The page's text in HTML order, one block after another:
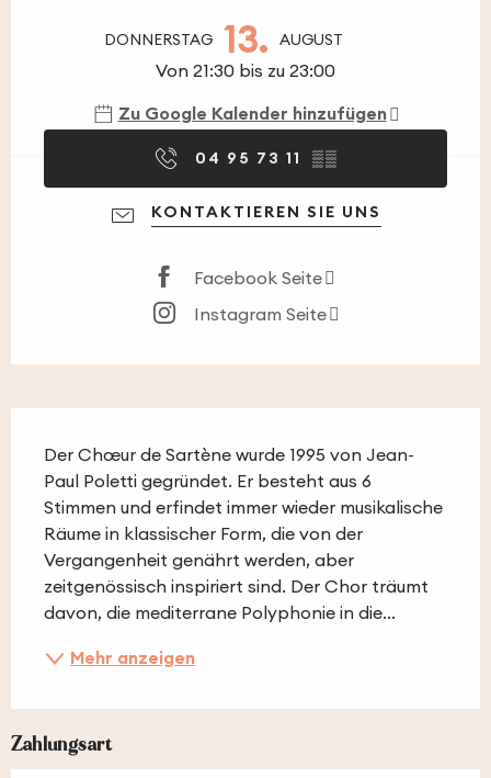
DONNERSTAG 13. AUGUST
Von 21:30 bis zu 23:00
Zu Google Kalender hinzufügen
04 95 73 11 ▒▒
KONTAKTIEREN SIE UNS
Facebook Seite
Instagram Seite
Der Chœur de Sartène wurde 1995 von Jean-
Paul Poletti gegründet. Er besteht aus 6
Stimmen und erfindet immer wieder musikalische
Räume in klassischer Form, die von der
Vergangenheit genährt werden, aber
zeitgenössisch inspiriert sind. Der Chor träumt
davon, die mediterrane Polyphonie in die...
Mehr anzeigen
Zahlungsart